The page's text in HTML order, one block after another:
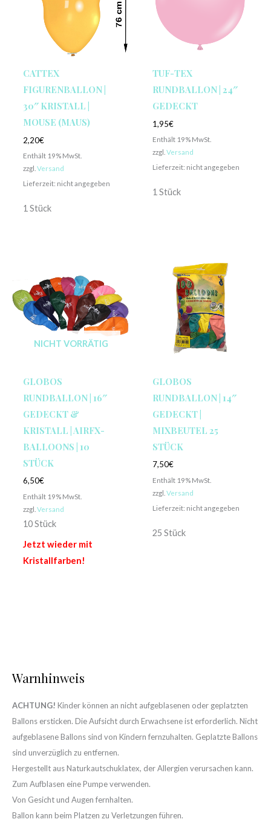
CATTEX
FIGURENBALLON |
30″ KRISTALL |
MOUSE (MAUS)
2,20€
Enthält 19% MwSt.
zzgl. Versand
Lieferzeit: nicht angegeben
1 Stück
TUF-TEX
RUNDBALLON | 24″
GEDECKT
1,95€
Enthält 19% MwSt.
zzgl. Versand
Lieferzeit: nicht angegeben
1 Stück
NICHT VORRÄTIG
GLOBOS
RUNDBALLON | 16″
GEDECKT &
KRISTALL | AIRFX-
BALLOONS | 10
STÜCK
6,50€
Enthält 19% MwSt.
zzgl. Versand
10 Stück
Jetzt wieder mit
Kristallfarben!
GLOBOS
RUNDBALLON | 14″
GEDECKT |
MIXBEUTEL 25
STÜCK
7,50€
Enthält 19% MwSt.
zzgl. Versand
Lieferzeit: nicht angegeben
25 Stück
Warnhinweis
ACHTUNG! Kinder können an nicht aufgeblasenen oder geplatzten
Ballons ersticken. Die Aufsicht durch Erwachsene ist erforderlich. Nicht
aufgeblasene Ballons sind von Kindern fernzuhalten. Geplatzte Ballons
sind unverzüglich zu entfernen.
Hergestellt aus Naturkautschuklatex, der Allergien verursachen kann.
Zum Aufblasen eine Pumpe verwenden.
Von Gesicht und Augen fernhalten.
Ballon kann beim Platzen zu Verletzungen führen.